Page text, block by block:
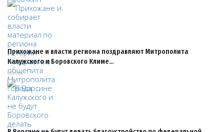
Прихожане и власти региона поздравляют Митрополита
Калужского и Боровского Климе…
08/08